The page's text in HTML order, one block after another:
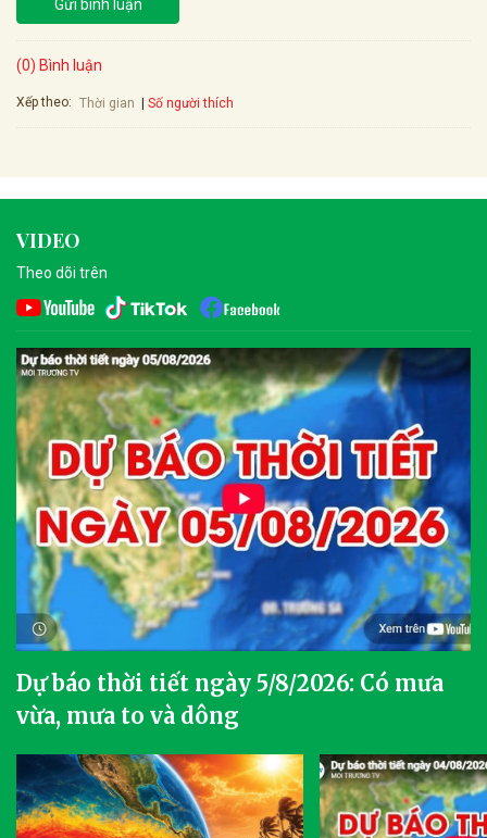
Gửi bình luận
(0) Bình luận
Xếp theo: Thời gian Số người thích
VIDEO
Theo dõi trên
Dự báo thời tiết ngày 5/8/2026: Có mưa
vừa, mưa to và dông